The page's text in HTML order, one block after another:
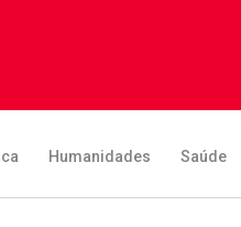
Humanidades Saúde